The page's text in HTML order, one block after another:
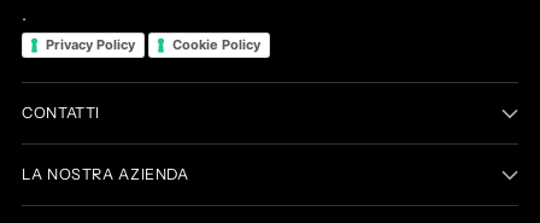
.
Privacy Policy Cookie Policy
CONTATTI
LA NOSTRA AZIENDA